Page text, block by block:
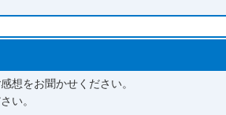
想をお聞かせください。
い。